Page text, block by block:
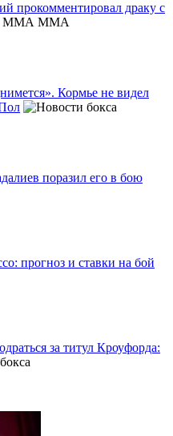
прокомментировал драку с
MMA
Кормье не видел
поразил его в бою
прогноз и ставки на бой
за титул Кроуфорда: